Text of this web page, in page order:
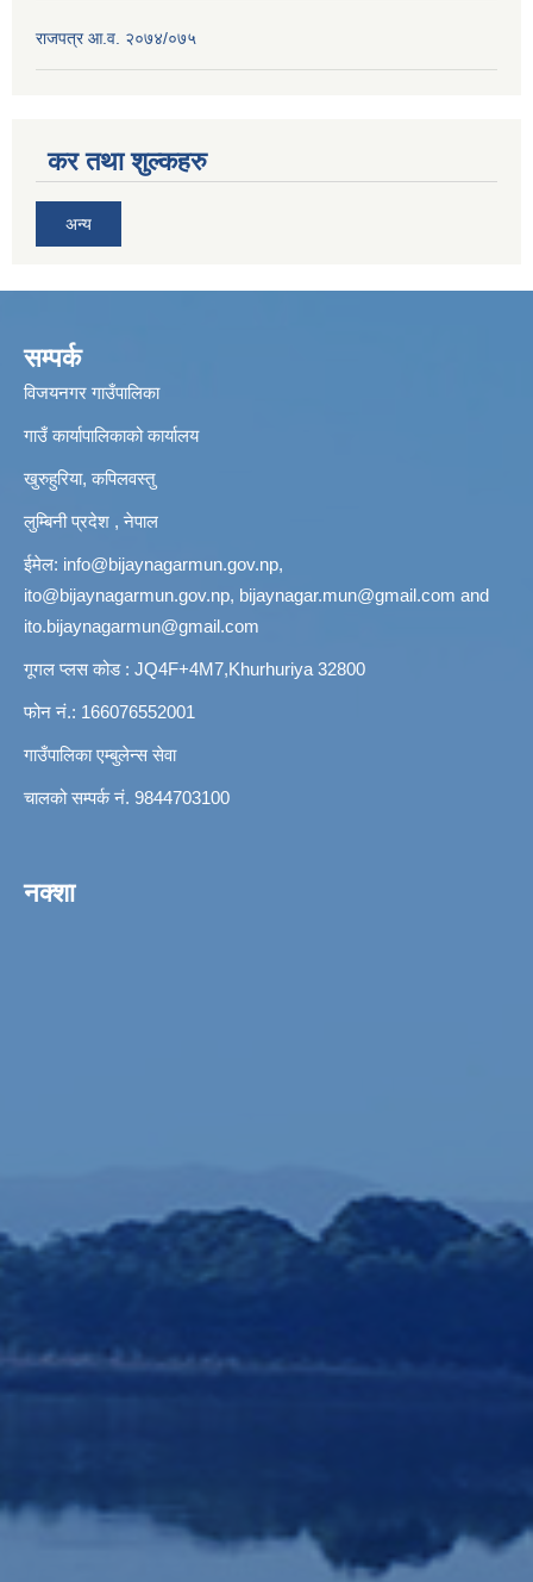
राजपत्र आ.व. २०७४/०७५
कर तथा शुल्कहरु
अन्य
सम्पर्क
विजयनगर गाउँपालिका
गाउँ कार्यापालिकाको कार्यालय
खुरुहुरिया, कपिलवस्तु
लुम्बिनी प्रदेश , नेपाल
ईमेल: info@bijaynagarmun.gov.np,
ito@bijaynagarmun.gov.np, bijaynagar.mun@gmail.com and
ito.bijaynagarmun@gmail.com
गूगल प्लस कोड : JQ4F+4M7,Khurhuriya 32800
फोन नं.: 166076552001
गाउँपालिका एम्बुलेन्स सेवा
चालको सम्पर्क नं. 9844703100
नक्शा